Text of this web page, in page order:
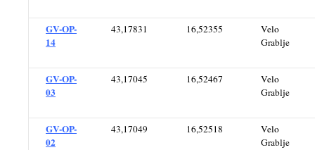
GV-OP-
14
43,17831 16,52355
Velo
Grablje
GV-OP-
03
43,17045 16,52467
Velo
Grablje
GV-OP-
02
43,17049 16,52518
Velo
Grablje